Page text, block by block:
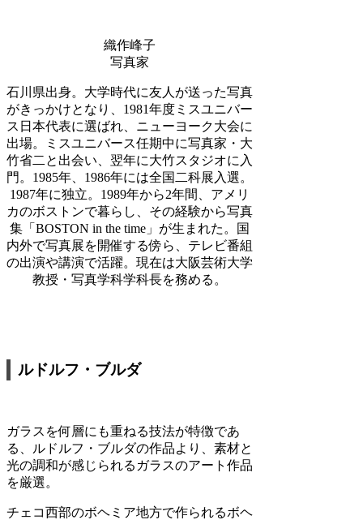
織作峰子
写真家
石川県出身。大学時代に友人が送った写真
がきっかけとなり、1981年度ミスユニバー
ス日本代表に選ばれ、ニューヨーク大会に
出場。ミスユニバース任期中に写真家・大
竹省二と出会い、翌年に大竹スタジオに入
門。1985年、1986年には全国二科展入選。
1987年に独立。1989年から2年間、アメリ
カのボストンで暮らし、その経験から写真
集「BOSTON in the time」が生まれた。国
内外で写真展を開催する傍ら、テレビ番組
の出演や講演で活躍。現在は大阪芸術大学
教授・写真学科学科長を務める。
ルドルフ・ブルダ
ガラスを何層にも重ねる技法が特徴であ
る、ルドルフ・ブルダの作品より、素材と
光の調和が感じられるガラスのアート作品
を厳選。
チェコ西部のボヘミア地方で作られるボヘ